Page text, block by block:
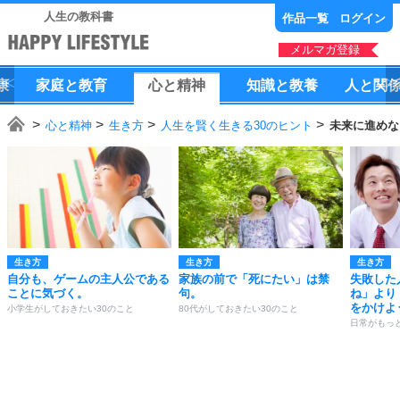
人生の教科書 作品一覧 ログイン
メルマガ登録
家庭と教育 心と精神 知識と教養 人 と 関
心と精神 生き方 人生を賢く生きる30のヒント 未来に進め
生き方
自分も、ゲームの主人公である
ことに気づく。
小学生がしておきたい30のこと
生き方
家族の前で「死にたい」は禁
句。
80代がしておきたい30のこと
生き方
失敗した
ね」より
をかけよ
日常がもっ